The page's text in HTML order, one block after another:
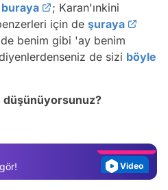
buraya
; Karan'ınkini
için de şuraya
benim gibi 'ay benim
de sizi böyle
düşünüyorsunuz?
Video